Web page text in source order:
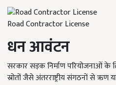
Road Contractor License
धन आवंटन
सरकार सड़क निर्माण परियोजनाओं के
स्रोतों जैसे अंतरराष्ट्रीय संगठनों से